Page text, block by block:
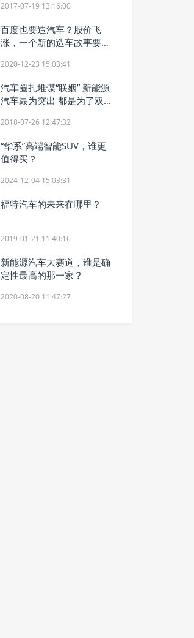
2017-07-19 13:16:00
百度也要造汽车？股价飞
涨，一个新的造车故事要来
2020-12-23 15:03:41
汽车圈扎堆谋“联姻” 新能源
汽车最为突出 都是为了双计
2018-07-26 12:47:32
“华系”高端智能SUV，谁更
值得买？
2024-12-04 15:03:31
福特汽车的未来在哪里？
2019-01-21 11:40:16
新能源汽车大赛道，谁是确
定性最高的那一家？
2020-08-20 11:47:27